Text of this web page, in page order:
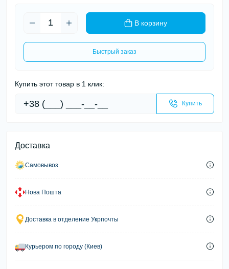
В корзину
Быстрый заказ
Купить этот товар в 1 клик:
Купить
Доставка
Самовывоз
Нова Пошта
Доставка в отделение Укрпочты
Курьером по городу (Киев)